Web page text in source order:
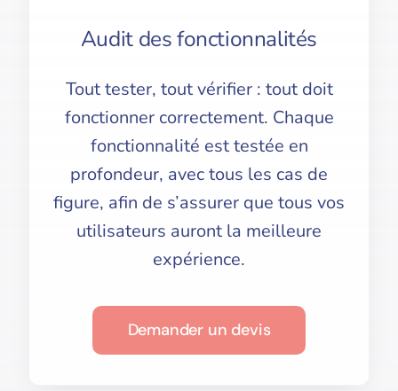
Audit des fonctionnalités
Tout tester, tout vérifier : tout doit
fonctionner correctement. Chaque
fonctionnalité est testée en
profondeur, avec tous les cas de
figure, afin de s’assurer que tous vos
utilisateurs auront la meilleure
expérience.
Demander un devis